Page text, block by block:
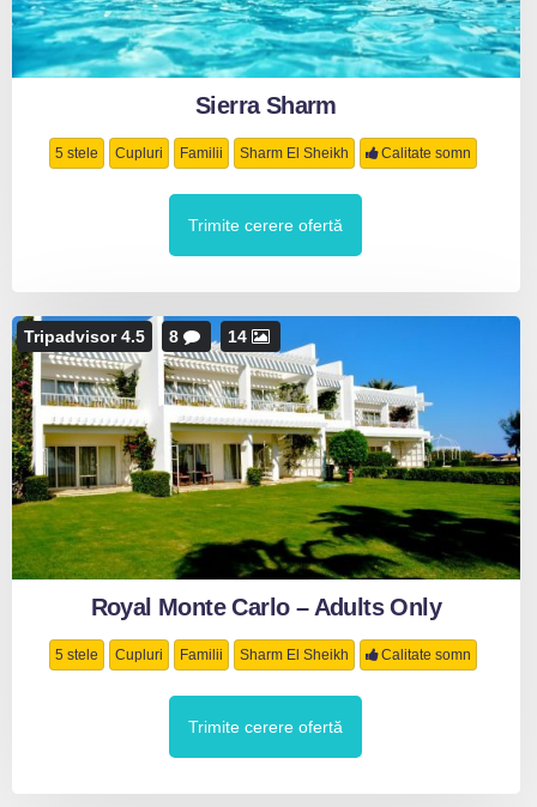
Sierra Sharm
5 stele Cupluri Familii Sharm El Sheikh Calitate somn
Trimite cerere ofertă
Tripadvisor 4.5 8 14
Royal Monte Carlo – Adults Only
5 stele Cupluri Familii Sharm El Sheikh Calitate somn
Trimite cerere ofertă